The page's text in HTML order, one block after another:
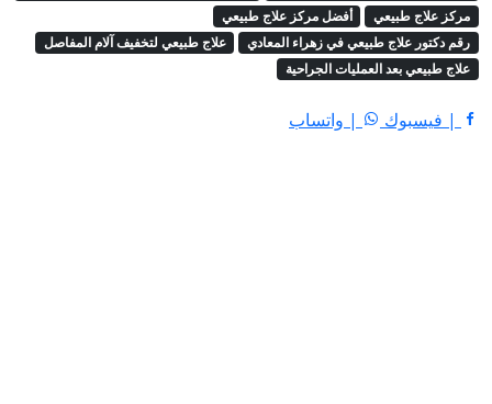
مركز علاج طبيعي
أفضل مركز علاج طبيعي
رقم دكتور علاج طبيعي في زهراء المعادي
علاج طبيعي لتخفيف آلام المفاصل
علاج طبيعي بعد العمليات الجراحية
| فيسبوك | واتساب